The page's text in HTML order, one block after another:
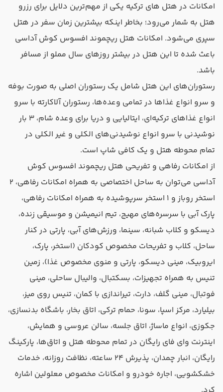
امکانات در هتل های ترکیه یکی از مهم‌ترین دلایل برای رزرو
هتل به شمار می‌رود؛ بخاطر اینکه بیشترین زمان سفر در هتل
سپری می‌شود. امکانات هتل ریچموند افسوس کوش آداسی
باعث شده تا این هتل در بیشتر روزهای سال مملو از مسافر
باشد.
رستوران‌های این هتل شامل یک رستوران اصلی به صورت بوفه
و سرو انواع غذاها در تمامی وعده‌ها، رستوران آلاکارته با سرو
انواع غذاهای ترکیه‌ای، ایتالیایی و دریا برای وعده شام، ۳ بار
نوشیدنی با سرو انواع نوشیدنی‌های الکلی و غیر الکلی در
تمام محوطه هتل و یک کافی شاپ است.
از امکانات رفاهی و تفریحی هتل ریچموند افسوس کوش
آداسی می‌توان به ساحل اختصاصی به همراه امکانات رفاهی، ۲
استخر روباز و ۱ استخر سرپوشیده به همراه امکانات رفاهی،
پارک آبی با سرسره‌های مهیج، تیم انیمیشن و موسیقی زنده،
دیسکو و کلاب شبانه، سینما، ورزش‌های آبی، پارتی در کنار
ساحل، کلاب و تفریحات مخصوص کودکان (استخر، پارک،
ایروبیک، مینی دیسکو، پارتی و منوی مخصوص غذا)، زمین
تنیس به همراه تجهیزات، بسکتبال، والیبال ساحلی، مینی
فوتبال، مینی گلف، دارت، تیراندازی با کمان، تنیس روی میز،
بیلیارد، مرکز اسپا، سونا، حمام ترکی، اتاق بخار، باشگاه بدنسازی،
جکوزی، انواع ماساژ، اتاق جلسه، سالن عروسی و همایش،
اینترنت وای فای رایگان در تمام محوطه هتل و اتاق‌ها، پارکینگ
رایگان، انبار چمدان، پذیرش ۲۴ ساعته، نظافت روزانه، خدمات
خشکشویی، اجاره خودرو و امکانات مخصوص معلولین اشاره